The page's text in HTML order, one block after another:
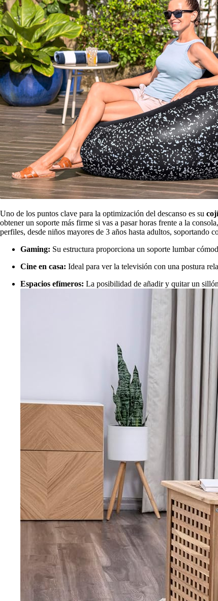
Uno de los puntos clave para la optimización del descanso es su
obtener un soporte más firme si vas a pasar horas frente a la
perfiles, desde niños mayores de 3 años hasta adultos, soportando
Gaming: Su estructura proporciona un soporte lumbar
Cine en casa: Ideal para ver la televisión con una postura
Espacios efímeros: La posibilidad de añadir y quitar un